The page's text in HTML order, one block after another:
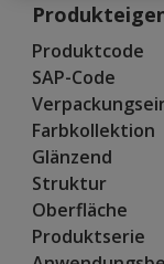
Produktcode
SAP-Code
Farbkollektion
Glänzend
Struktur
Oberfläche
Produktserie